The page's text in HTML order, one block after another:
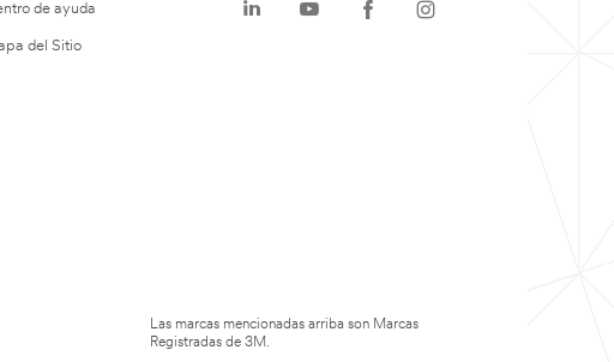
de ayuda
del Sitio
Las marcas mencionadas arriba son Marcas
Registradas de 3M.